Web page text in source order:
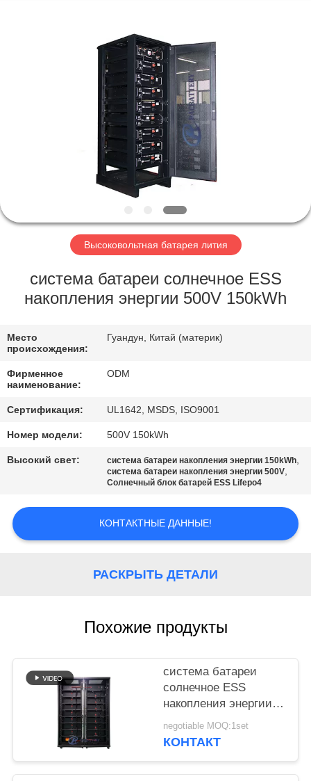
ПРОДУКТЫ
ПУТЕШЕСТВИЕ
ФАБРИКИ
ПРОВЕРКА
СВЯЖИТЕСЬ
МЫ
BLOG
СПРОСИТЕ
КАРТА
Высоковольтная батарея лития
система батареи солнечное ESS
накопления энергии 500V 150kWh
Место
происхождения:
Гуандун, Китай (материк)
Фирменное
наименование:
ODM
Сертификация: UL1642, MSDS, ISO9001
Номер модели: 500V 150kWh
Высокий свет: система батареи накопления энергии 150kWh,
система батареи накопления энергии 500V,
Солнечный блок батарей ESS Lifepo4
КОНТАКТНЫЕ ДАННЫЕ!
РАСКРЫТЬ ДЕТАЛИ
Похожие продукты
система батареи
солнечное ESS
накопления энергии
500V 150kWh
negotiable MOQ:1set
КОНТАКТ